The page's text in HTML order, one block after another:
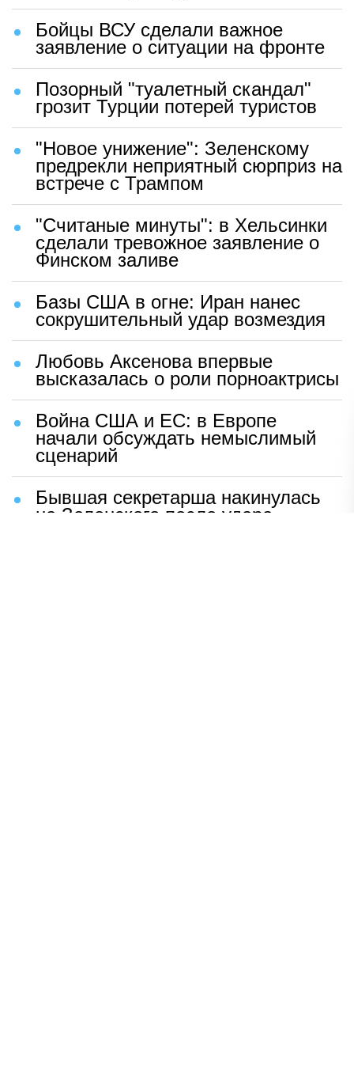
Бойцы ВСУ сделали важное
заявление о ситуации на фронте
Позорный "туалетный скандал"
грозит Турции потерей туристов
"Новое унижение": Зеленскому
предрекли неприятный сюрприз на
встрече с Трампом
"Считаные минуты": в Хельсинки
сделали тревожное заявление о
Финском заливе
Базы США в огне: Иран нанес
сокрушительный удар возмездия
Любовь Аксенова впервые
высказалась о роли порноактрисы
Война США и ЕС: в Европе
начали обсуждать немыслимый
сценарий
Бывшая секретарша накинулась
на Зеленского после удара